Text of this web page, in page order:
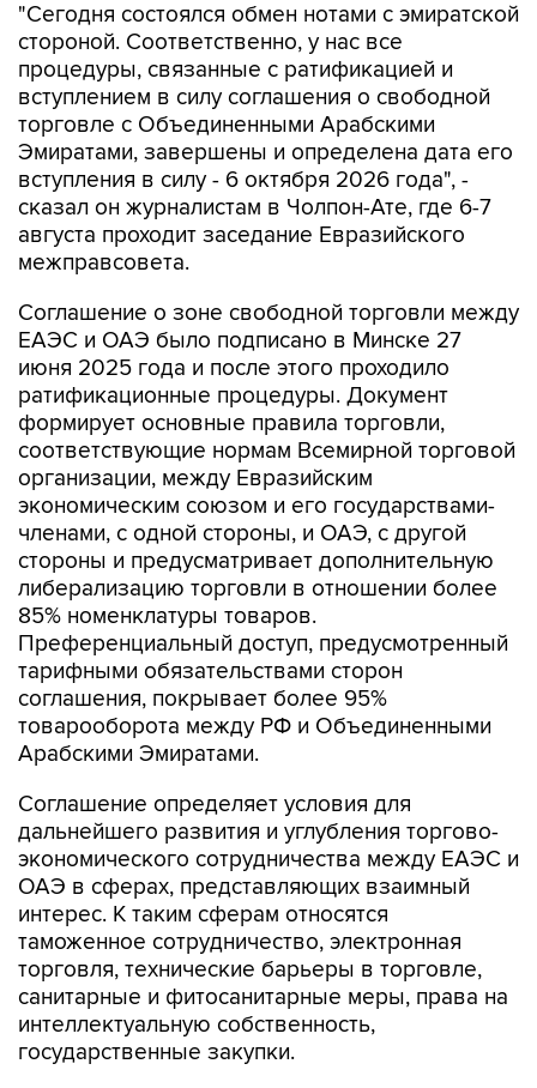
"Сегодня состоялся обмен нотами с эмиратской
стороной. Соответственно, у нас все
процедуры, связанные с ратификацией и
вступлением в силу соглашения о свободной
торговле с Объединенными Арабскими
Эмиратами, завершены и определена дата его
вступления в силу - 6 октября 2026 года", -
сказал он журналистам в Чолпон-Ате, где 6-7
августа проходит заседание Евразийского
межправсовета.
Соглашение о зоне свободной торговли между
ЕАЭС и ОАЭ было подписано в Минске 27
июня 2025 года и после этого проходило
ратификационные процедуры. Документ
формирует основные правила торговли,
соответствующие нормам Всемирной торговой
организации, между Евразийским
экономическим союзом и его государствами-
членами, с одной стороны, и ОАЭ, с другой
стороны и предусматривает дополнительную
либерализацию торговли в отношении более
85% номенклатуры товаров.
Преференциальный доступ, предусмотренный
тарифными обязательствами сторон
соглашения, покрывает более 95%
товарооборота между РФ и Объединенными
Арабскими Эмиратами.
Соглашение определяет условия для
дальнейшего развития и углубления торгово-
экономического сотрудничества между ЕАЭС и
ОАЭ в сферах, представляющих взаимный
интерес. К таким сферам относятся
таможенное сотрудничество, электронная
торговля, технические барьеры в торговле,
санитарные и фитосанитарные меры, права на
интеллектуальную собственность,
государственные закупки.